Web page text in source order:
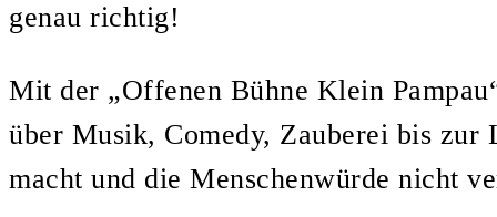
genau richtig!
Mit der „Offenen Bühne Klein
über Musik, Comedy, Zauberei bis
macht und die Menschenwürde nicht